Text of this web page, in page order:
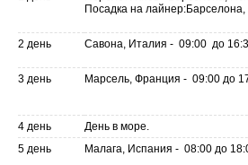
Посадка на
2 день Савона, Италия - 09:00 до
3 день Марсель, Франция - 09:00 до
4 день
День в море.
5 день
Малага, Испания - 08:00 до